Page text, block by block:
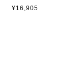
¥16,905